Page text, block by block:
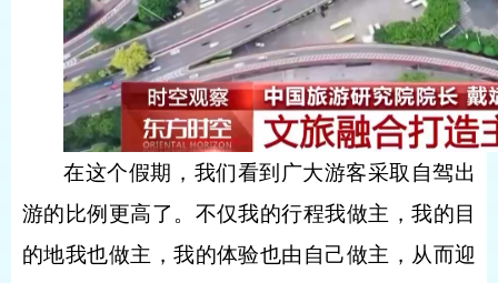
在这个假期，我们看到广大游客采取自驾出
游的比例更高了。不仅我的行程我做主，我的目
的地我也做主，我的体验也由自己做主，从而迎